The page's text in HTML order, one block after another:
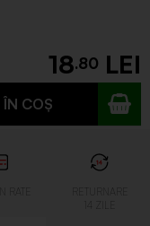
18.80
COȘ